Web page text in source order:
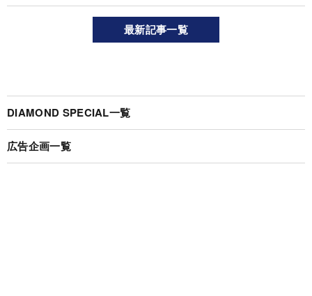
最新記事一覧
DIAMOND SPECIAL一覧
広告企画一覧